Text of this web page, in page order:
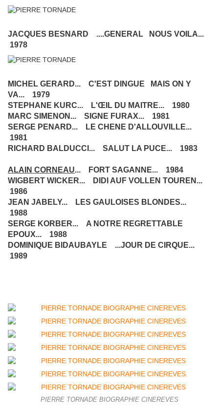
JACQUES BESNARD ....GENERAL NOUS VOILA...
1978
MICHEL GERARD... C'EST DINGUE MAIS ON Y
VA... 1979
STEPHANE KURC... L'ŒIL DU MAITRE... 1980
MARC SIMENON... SIGNE FURAX... 1981
SERGE PENARD... LE CHENE D'ALLOUVILLE...
1981
RICHARD BALDUCCI... SALUT LA PUCE... 1983
ALAIN CORNEAU... FORT SAGANNE... 1984
WIGBERT WICKER... DIDI AUF VOLLEN TOUREN...
1986
JEAN JABELY... LES GAULOISES BLONDES...
1988
SERGE KORBER... A NOTRE REGRETTABLE
EPOUX... 1988
DOMINIQUE BIDAUBAYLE ...JOUR DE CIRQUE...
1989
PIERRE TORNADE BIOGRAPHIE CINEREVES